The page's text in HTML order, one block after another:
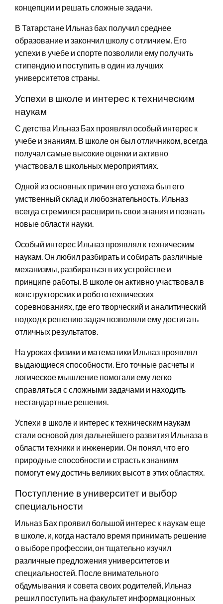
концепции и решать сложные задачи.
В Татарстане Ильназ бах получил среднее
образование и закончил школу с отличием. Его
успехи в учебе и спорте позволили ему получить
стипендию и поступить в один из лучших
университетов страны.
Успехи в школе и интерес к техническим
наукам
С детства Ильназ Бах проявлял особый интерес к
учебе и знаниям. В школе он был отличником, всегда
получал самые высокие оценки и активно
участвовал в школьных мероприятиях.
Одной из основных причин его успеха был его
умственный склад и любознательность. Ильназ
всегда стремился расширить свои знания и познать
новые области науки.
Особый интерес Ильназ проявлял к техническим
наукам. Он любил разбирать и собирать различные
механизмы, разбираться в их устройстве и
принципе работы. В школе он активно участвовал в
конструкторских и робототехнических
соревнованиях, где его творческий и аналитический
подход к решению задач позволяли ему достигать
отличных результатов.
На уроках физики и математики Ильназ проявлял
выдающиеся способности. Его точные расчеты и
логическое мышление помогали ему легко
справляться с сложными задачами и находить
нестандартные решения.
Успехи в школе и интерес к техническим наукам
стали основой для дальнейшего развития Ильназа в
области техники и инженерии. Он понял, что его
природные способности и страсть к знаниям
помогут ему достичь великих высот в этих областях.
Поступление в университет и выбор
специальности
Ильназ Бах проявил большой интерес к наукам еще
в школе, и, когда настало время принимать решение
о выборе профессии, он тщательно изучил
различные предложения университетов и
специальностей. После внимательного
обдумывания и совета своих родителей, Ильназ
решил поступить на факультет информационных